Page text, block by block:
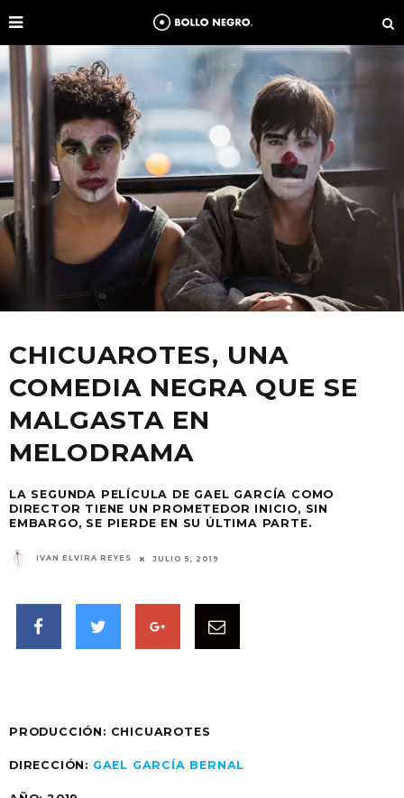
CHICUAROTES, UNA
COMEDIA NEGRA QUE SE
MALGASTA EN
MELODRAMA
LA SEGUNDA PELÍCULA DE GAEL GARCÍA COMO
DIRECTOR TIENE UN PROMETEDOR INICIO, SIN
EMBARGO, SE PIERDE EN SU ÚLTIMA PARTE.
IVAN ELVIRA REYES JULIO 5, 2019
PRODUCCIÓN: CHICUAROTES
DIRECCIÓN: GAEL GARCÍA BERNAL